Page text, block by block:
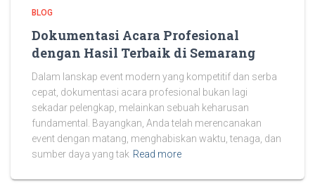
BLOG
Dokumentasi Acara Profesional
dengan Hasil Terbaik di Semarang
Dalam lanskap event modern yang kompetitif dan serba
cepat, dokumentasi acara profesional bukan lagi
sekadar pelengkap, melainkan sebuah keharusan
fundamental. Bayangkan, Anda telah merencanakan
event dengan matang, menghabiskan waktu, tenaga, dan
sumber daya yang tak Read more